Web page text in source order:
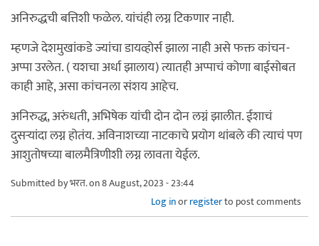
अनिरुद्धची बत्तिशी फळेल. यांचंही लग्न टिकणार नाही.
म्हणजे देशमुखांकडे ज्यांचा डायव्होर्स झाला नाही असे फक्त कांचन-
अप्पा उरलेत. ( यशचा अर्धा झालाय) त्यातही अप्पाचं कोणा बाईसोबत
काही आहे, असा कांचनला संशय आहेच.
अनिरुद्ध, अरुंधती, अभिषेक यांची दोन दोन लग्नं झालीत. ईशाचं
दुसर्‍यांदा लग्न होतंय. अविनाशच्या नाटकाचे प्रयोग थांबले की त्याचं पण
आशुतोषच्या बालमैत्रिणीशी लग्न लावता येईल.
Submitted byभरत.on 8 August, 2023 - 23:44
Log inorregisterto post comments